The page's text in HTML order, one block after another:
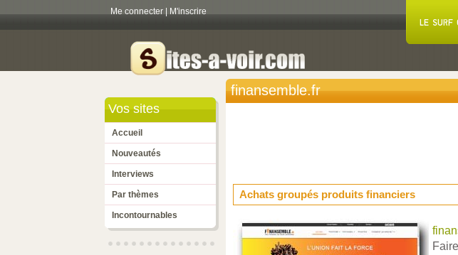
Me connecter M'inscrire
Vos sites
Accueil
Nouveautés
Interviews
Par thèmes
Incontournables
finansemble.fr
Achats groupés produits financiers